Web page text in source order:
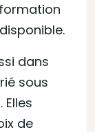
dans
sous
de